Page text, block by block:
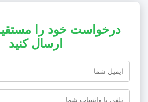
درخواست خود را
ارسال کنید